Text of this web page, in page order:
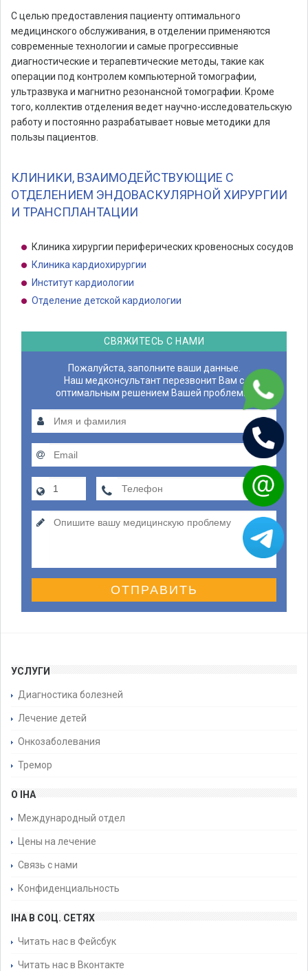
С целью предоставления пациенту оптимального
медицинского обслуживания, в отделении применяются
современные технологии и самые прогрессивные
диагностические и терапевтические методы, такие как
операции под контролем компьютерной томографии,
ультразвука и магнитно резонансной томографии. Кроме
того, коллектив отделения ведет научно-исследовательскую
работу и постоянно разрабатывает новые методики для
пользы пациентов.
КЛИНИКИ, ВЗАИМОДЕЙСТВУЮЩИЕ С
ОТДЕЛЕНИЕМ ЭНДОВАСКУЛЯРНОЙ ХИРУРГИИ
И ТРАНСПЛАНТАЦИИ
Клиника хирургии периферических кровеносных сосудов
Клиника кардиохирургии
Институт кардиологии
Отделение детской кардиологии
СВЯЖИТЕСЬ С НАМИ
Пожалуйста, заполните ваши данные.
Наш медконсультант перезвонит Вам с
оптимальным решением Вашей проблемы.
ОТПРАВИТЬ
УСЛУГИ
Диагностика болезней
Лечение детей
Онкозаболевания
Тремор
О IHA
Международный отдел
Цены на лечение
Связь с нами
Конфиденциальность
IHA В СОЦ. СЕТЯХ
Читать нас в Фейсбук
Читать нас в Вконтакте